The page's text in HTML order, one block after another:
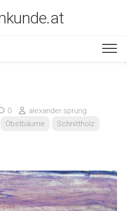
0
alexander.sprung
Obstbäume Schnittholz